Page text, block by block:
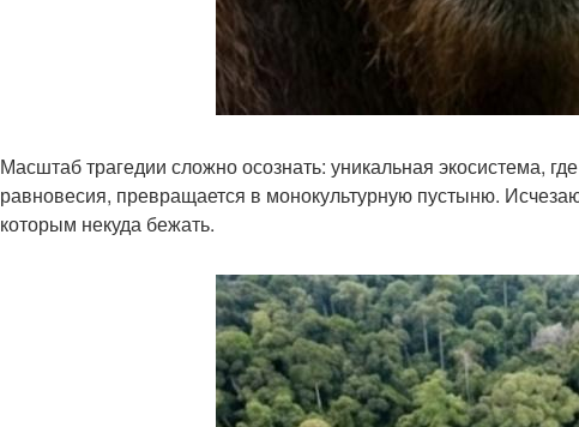
Масштаб трагедии сложно осознать: уникальная экосистема,
равновесия, превращается в монокультурную пустыню.
которым некуда бежать.